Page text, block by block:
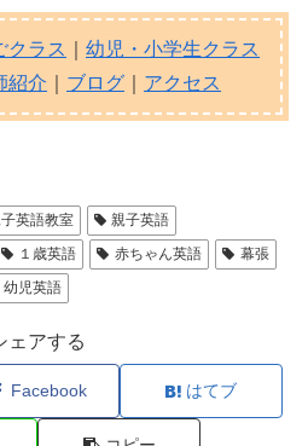
クラス
幼児・小学生クラス
紹介 ブログ アクセス
英語教室
親子英語
１歳英語 赤ちゃん英語
幕張
幼児英語
ェアする
Facebook はてブ